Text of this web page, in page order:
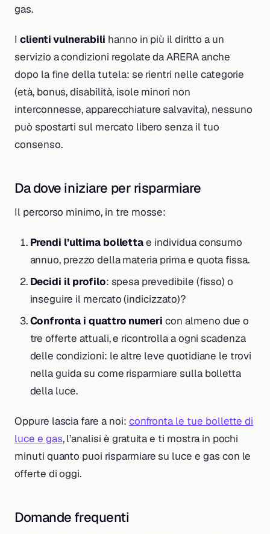
gas.
I clienti vulnerabili hanno in più il diritto a un
servizio a condizioni regolate da ARERA anche
dopo la fine della tutela: se rientri nelle categorie
(età, bonus, disabilità, isole minori non
interconnesse, apparecchiature salvavita), nessuno
può spostarti sul mercato libero senza il tuo
consenso.
Da dove iniziare per risparmiare
Il percorso minimo, in tre mosse:
Prendi l’ultima bollettae individua consumo
annuo, prezzo della materia prima e quota fissa.
Decidi il profilo: spesa prevedibile (fisso) o
inseguire il mercato (indicizzato)?
Confronta i quattro numeri con almeno due o
tre offerte attuali, e ricontrolla a ogni scadenza
delle condizioni: le altre leve quotidiane le trovi
nella guida su come risparmiare sulla bolletta
della luce.
Oppure lascia fare a noi: confronta le tue bollette di
luce e gas, l’analisi è gratuita e ti mostra in pochi
minuti quanto puoi risparmiare su luce e gas con le
offerte di oggi.
Domande frequenti